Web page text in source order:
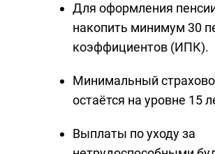
Для оформления
накопить минимум 30
коэффициентов (ИПК).
Минимальный
остаётся на уровне 15
Выплаты по уходу за